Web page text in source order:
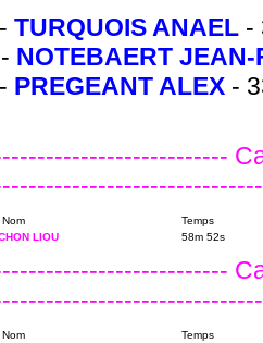
TURQUOIS ANAEL -
NOTEBAERT
PREGEANT ALEX -
Temps
LIOU 58m 52s
Temps